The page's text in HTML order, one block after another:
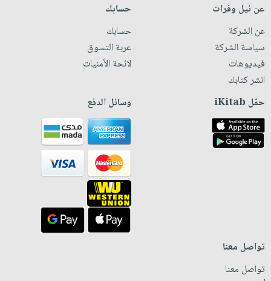
عن نيل وفرات
عن الشركة
سياسة الشركة
فيديوهات
انشر كتابك
حسابك
حسابك
عربة التسوق
لائحة الأمنيات
حمّل iKitab وسائل الدفع
تواصل معنا
تواصل معنا